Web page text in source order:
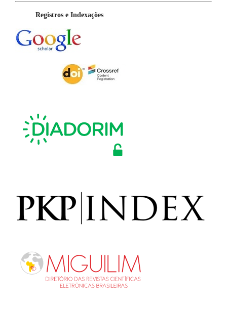
Registros e Indexações